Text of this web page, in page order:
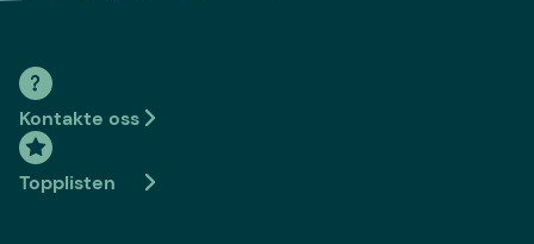
Kontakte oss
Topplisten